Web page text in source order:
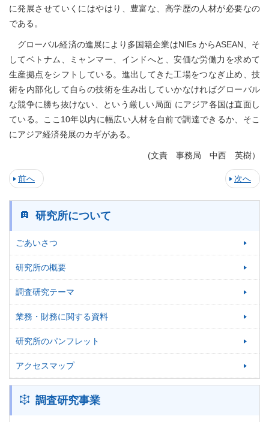
に発展させていくにはやはり、豊富な、高学歴の人材が必要なの
である。
グローバル経済の進展により多国籍企業はNIEs からASEAN、そ
してベトナム、ミャンマー、インドへと、安価な労働力を求めて
生産拠点をシフトしている。進出してきた工場をつなぎ止め、技
術を内部化して自らの技術を生み出していかなければグローバル
な競争に勝ち抜けない、という厳しい局面 にアジア各国は直面し
ている。ここ10年以内に幅広い人材を自前で調達できるか、そこ
にアジア経済発展のカギがある。
(文責 事務局 中西 英樹）
前へ 次へ
研究所について
ごあいさつ
研究所の概要
調査研究テーマ
業務・財務に関する資料
研究所のパンフレット
アクセスマップ
調査研究事業